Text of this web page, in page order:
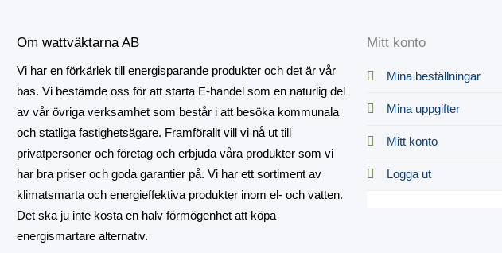
Om wattväktarna AB
Vi har en förkärlek till energisparande produkter och det är vår
bas. Vi bestämde oss för att starta E-handel som en naturlig del
av vår övriga verksamhet som består i att besöka kommunala
och statliga fastighetsägare. Framförallt vill vi nå ut till
privatpersoner och företag och erbjuda våra produkter som vi
har bra priser och goda garantier på. Vi har ett sortiment av
klimatsmarta och energieffektiva produkter inom el- och vatten.
Det ska ju inte kosta en halv förmögenhet att köpa
energismartare alternativ.
Mitt konto
Mina beställningar
Mina uppgifter
Mitt konto
Logga ut